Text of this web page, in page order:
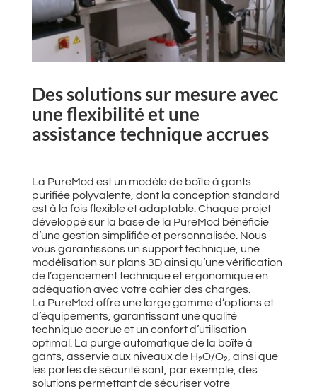
Des solutions sur mesure avec
une flexibilité et une
assistance technique accrues
La PureMod est un modèle de boîte à gants
purifiée polyvalente, dont la conception standard
est à la fois flexible et adaptable. Chaque projet
développé sur la base de la PureMod bénéficie
d’une gestion simplifiée et personnalisée. Nous
vous garantissons un support technique, une
modélisation sur plans 3D ainsi qu’une vérification
de l’agencement technique et ergonomique en
adéquation avec votre cahier des charges.
La PureMod offre une large gamme d’options et
d’équipements, garantissant une qualité
technique accrue et un confort d’utilisation
optimal. La purge automatique de la boîte à
gants, asservie aux niveaux de H₂O/O₂, ainsi que
les portes de sécurité sont, par exemple, des
solutions permettant de sécuriser votre